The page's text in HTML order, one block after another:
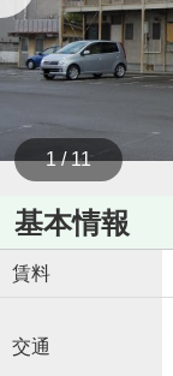
1 / 11
基本情報
賃料
交通